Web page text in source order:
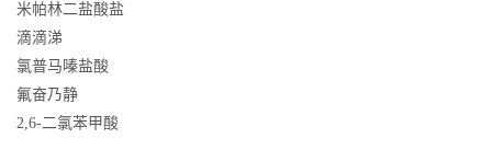
米帕林二盐酸盐
滴滴涕
氯普马嗪盐酸
氟奋乃静
2,6-二氯苯甲酸